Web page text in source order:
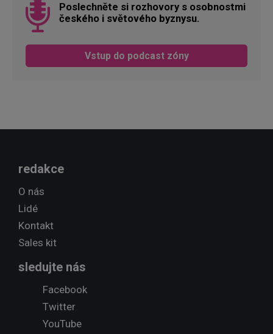
Poslechněte si rozhovory s osobnostmi
českého i světového byznysu.
Vstup do podcast zóny
redakce
O nás
Lidé
Kontakt
Sales kit
sledujte nás
Facebook
Twitter
YouTube